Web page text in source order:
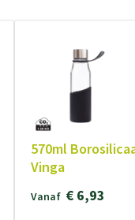
570ml
Vinga
Vanaf € 6,93